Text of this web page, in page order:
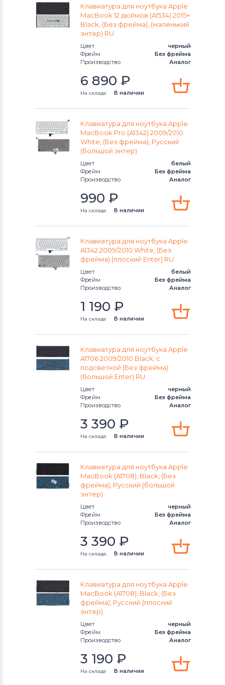
КлавиатурыКлавиатуры
КлавиатурыPackard Bell
КлавиатурыBenq
КлавиатурыGateway
КлавиатурыHP
Клавиатуры
КлавиатурыCompaq
КлавиатурыDell
КлавиатурыApple
КлавиатурыLG
КлавиатурыSamsung
КлавиатурыFujitsu
Клавиатуры
КлавиатурыSony
КлавиатурыFujitsu-Siemens
КлавиатурыHaier
КлавиатурыRoverbook
КлавиатурыToshiba
КлавиатурыУниверсальный
КлавиатурыAsus
КлавиатурыAlienware
КлавиатурыCasper
Клавиатура для ноутбука Apple
MacBook 12 дюймов (A1534) 2015+
Black, (Без фрейма), (маленький
энтер) RU
Цвет
черный
Фрейм
Без фрейма
Производство
Аналог
6 890 ₽
На складе В наличии
Клавиатура для ноутбука Apple
MacBook Pro (A1342) 2009/2010
White, (Без фрейма), Русский
(большой энтер)
Цвет
белый
Фрейм
Без фрейма
Производство
Аналог
990 ₽
На складе В наличии
Клавиатура для ноутбука Apple
A1342 2009/2010 White, (Без
фрейма) (плоский Enter) RU
Цвет
белый
Фрейм
Без фрейма
Производство
Аналог
1 190 ₽
На складе В наличии
Клавиатура для ноутбука Apple
A1706 2009/2010 Black, с
подсветкой (Без фрейма)
(большой Enter) RU
Цвет
черный
Фрейм
Без фрейма
Производство
Аналог
3 390 ₽
На складе В наличии
Клавиатура для ноутбука Apple
MacBook (A1708), Black, (Без
фрейма), Русский (большой
энтер)
Цвет
черный
Фрейм
Без фрейма
Производство
Аналог
3 390 ₽
На складе В наличии
Клавиатура для ноутбука Apple
MacBook (A1708), Black, (Без
фрейма), Русский (плоский
энтер)
Цвет
черный
Фрейм
Без фрейма
Производство
Аналог
3 190 ₽
На складе В наличии